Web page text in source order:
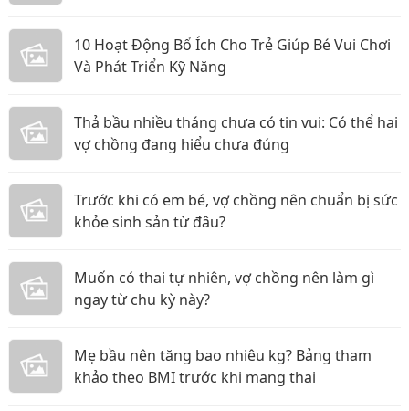
10 Hoạt Động Bổ Ích Cho Trẻ Giúp Bé Vui Chơi
Và Phát Triển Kỹ Năng
Thả bầu nhiều tháng chưa có tin vui: Có thể hai
vợ chồng đang hiểu chưa đúng
Trước khi có em bé, vợ chồng nên chuẩn bị sức
khỏe sinh sản từ đâu?
Muốn có thai tự nhiên, vợ chồng nên làm gì
ngay từ chu kỳ này?
Mẹ bầu nên tăng bao nhiêu kg? Bảng tham
khảo theo BMI trước khi mang thai